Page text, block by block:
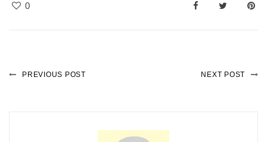
0
PREVIOUS POST NEXT POST